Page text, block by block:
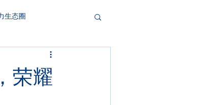
生态圈
荣耀